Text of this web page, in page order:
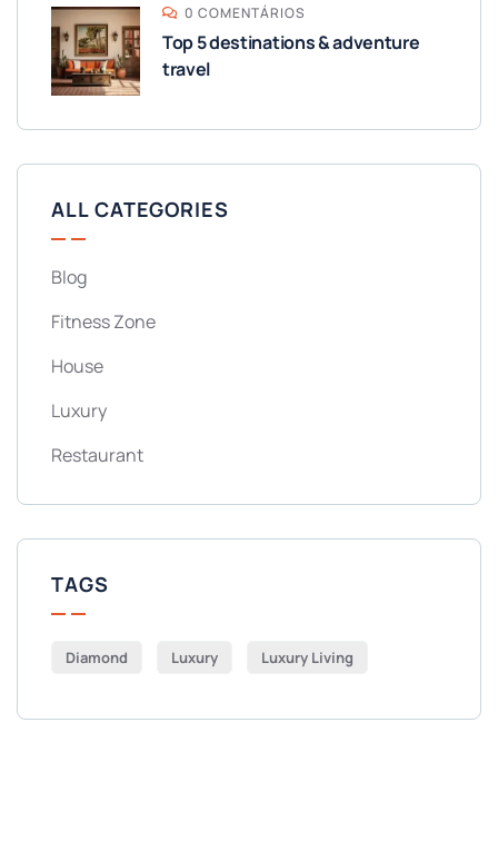
0 COMENTÁRIOS
Top 5 destinations & adventure
travel
ALL CATEGORIES
Blog
Fitness Zone
House
Luxury
Restaurant
TAGS
Diamond Luxury Luxury Living